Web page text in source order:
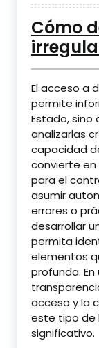
Cómo
El acceso a
permite
Estado, sino
analizarlas
capacidad
convierte
para el
asumir
errores o
desarrollar
permita
elementos
profunda.
acceso y la
este tipo de
significativo.